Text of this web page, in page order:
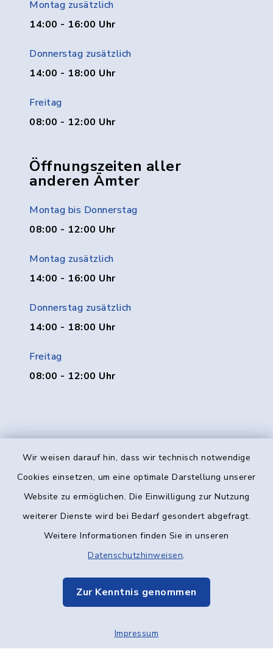
Wir weisen darauf hin, dass wir technisch notwendige
Cookies einsetzen, um eine optimale Darstellung unserer
Website zu ermöglichen. Die Einwilligung zur Nutzung
weiterer Dienste wird bei Bedarf gesondert abgefragt.
Weitere Informationen finden Sie in unseren
Datenschutzhinweisen.
Zur Kenntnis genommen
Impressum
Montag zusätzlich
14:00 - 16:00 Uhr
Donnerstag zusätzlich
14:00 - 18:00 Uhr
Freitag
08:00 - 12:00 Uhr
Öffnungszeiten aller
anderen Ämter
Montag bis Donnerstag
08:00 - 12:00 Uhr
Montag zusätzlich
14:00 - 16:00 Uhr
Donnerstag zusätzlich
14:00 - 18:00 Uhr
Freitag
08:00 - 12:00 Uhr
Kontakt
Datenschutz
Elektronische Kommunikation
Sitemap